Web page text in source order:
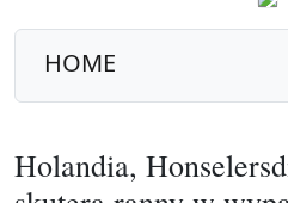
HOME
Holandia,